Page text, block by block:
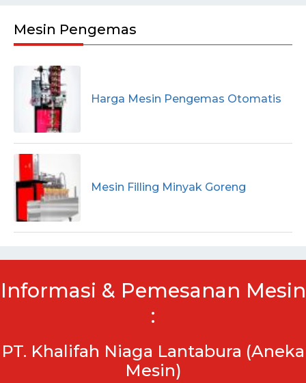
Mesin Pengemas
Harga Mesin Pengemas Otomatis
Mesin Filling Minyak Goreng
Informasi & Pemesanan Mesin
:
PT. Khalifah Niaga Lantabura (Aneka
Mesin)